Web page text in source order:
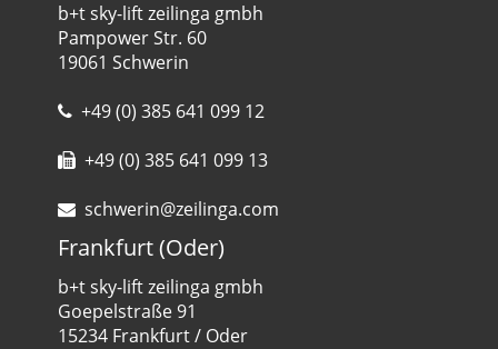
b+t sky-lift zeilinga gmbh
Pampower Str. 60
19061 Schwerin
+49 (0) 385 641 099 12
+49 (0) 385 641 099 13
schwerin@zeilinga.com
Frankfurt (Oder)
b+t sky-lift zeilinga gmbh
Goepelstraße 91
15234 Frankfurt / Oder